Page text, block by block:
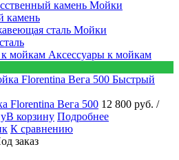
Мойки
камень
Мойки
Аксессуары к мойкам
Быстрый
Florentina Вега 500 12 800 руб. /
В корзину Подробнее
К сравнению
заказ